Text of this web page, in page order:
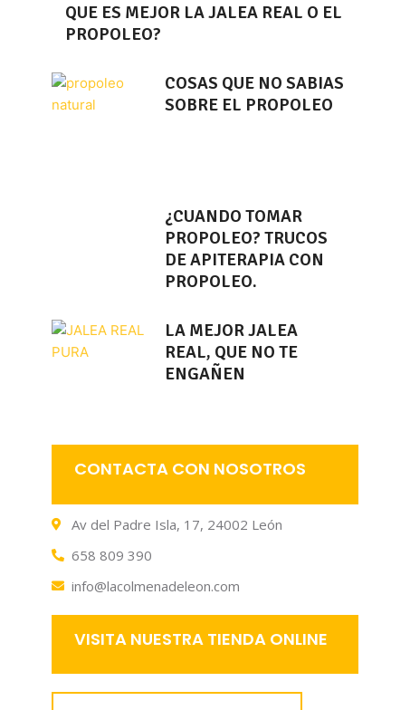
QUE ES MEJOR LA JALEA REAL O EL
PROPOLEO?
COSAS QUE NO SABIAS
SOBRE EL PROPOLEO
¿CUANDO TOMAR
PROPOLEO? TRUCOS
DE APITERAPIA CON
PROPOLEO.
LA MEJOR JALEA
REAL, QUE NO TE
ENGAÑEN
CONTACTA CON NOSOTROS
Av del Padre Isla, 17, 24002 León
658 809 390
info@lacolmenadeleon.com
VISITA NUESTRA TIENDA ONLINE